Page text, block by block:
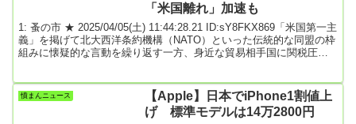
「米国離れ」加速も
1: 蚤の市 ★ 2025/04/05(土) 11:44:28.21 ID:sY8FKX869「米国第一主
義」を掲げて北大西洋条約機構（NATO）といった伝統的な同盟の枠
組みに懐疑的な言動を繰り返す一方、身近な貿易相手国に関税圧力
て欧州製への切り替えを検討する動きが広がるなど、安全保障分野
での「米国離れ」が顕在化しつつある。渡さぬ最新戦闘機「連中は
いつか米国の同盟国でなくな...
憤まんニュース
【Apple】日本でiPhone1割値上
げ 標準モデルは14万2800円